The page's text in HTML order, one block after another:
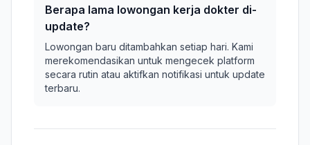
Berapa lama lowongan kerja dokter di-
update?
Lowongan baru ditambahkan setiap hari. Kami
merekomendasikan untuk mengecek platform
secara rutin atau aktifkan notifikasi untuk update
terbaru.